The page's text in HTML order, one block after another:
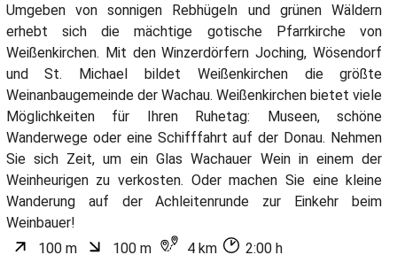
Umgeben von sonnigen Rebhügeln und grünen Wäldern
erhebt sich die mächtige gotische Pfarrkirche von
Weißenkirchen. Mit den Winzerdörfern Joching, Wösendorf
und St. Michael bildet Weißenkirchen die größte
Weinanbaugemeinde der Wachau. Weißenkirchen bietet viele
Möglichkeiten für Ihren Ruhetag: Museen, schöne
Wanderwege oder eine Schifffahrt auf der Donau. Nehmen
Sie sich Zeit, um ein Glas Wachauer Wein in einem der
Weinheurigen zu verkosten. Oder machen Sie eine kleine
Wanderung auf der Achleitenrunde zur Einkehr beim
Weinbauer!
100 m
100 m 4 km
2:00 h